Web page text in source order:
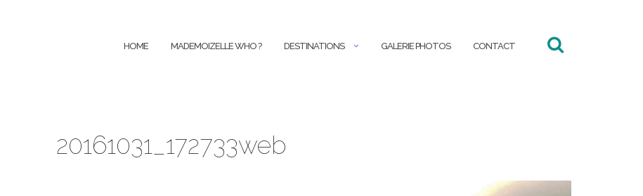
contenu
HOME MADEMOIZELLE WHO ? DESTINATIONS GALERIE PHOTOS CONTACT
20161031_172733web